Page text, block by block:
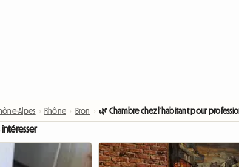
Alpes › Rhône › Bron › 🌿 Chambre chez l’habitant pour